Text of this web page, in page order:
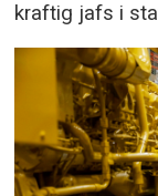
kraftig jafs i